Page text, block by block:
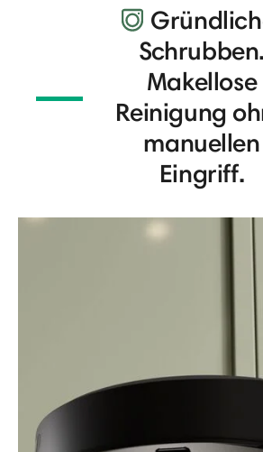
Schrubben.
Makellose
Reinigung
manuellen
Eingriff.